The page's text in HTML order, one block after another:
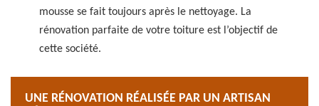
mousse se fait toujours après le nettoyage. La
rénovation parfaite de votre toiture est l’objectif de
cette société.
UNE RÉNOVATION RÉALISÉE PAR UN ARTISAN